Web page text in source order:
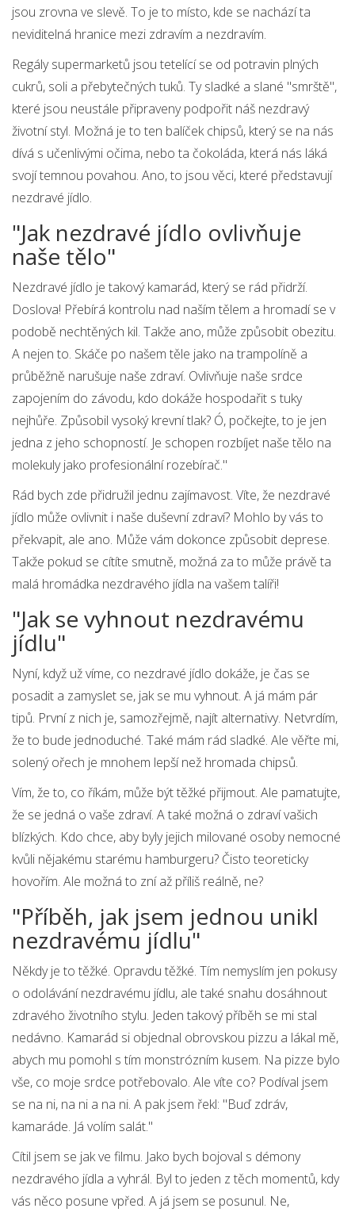
jsou zrovna ve slevě. To je to místo, kde se nachází ta
neviditelná hranice mezi zdravím a nezdravím.
Regály supermarketů jsou tetelící se od potravin plných
cukrů, soli a přebytečných tuků. Ty sladké a slané ''smrště'',
které jsou neustále připraveny podpořit náš nezdravý
životní styl. Možná je to ten balíček chipsů, který se na nás
dívá s učenlivými očima, nebo ta čokoláda, která nás láká
svojí temnou povahou. Ano, to jsou věci, které představují
nezdravé jídlo.
"Jak nezdravé jídlo ovlivňuje
naše tělo"
Nezdravé jídlo je takový kamarád, který se rád přidrží.
Doslova! Přebírá kontrolu nad naším tělem a hromadí se v
podobě nechtěných kil. Takže ano, může způsobit obezitu.
A nejen to. Skáče po našem těle jako na trampolíně a
průběžně narušuje naše zdraví. Ovlivňuje naše srdce
zapojením do závodu, kdo dokáže hospodařit s tuky
nejhůře. Způsobil vysoký krevní tlak? Ó, počkejte, to je jen
jedna z jeho schopností. Je schopen rozbíjet naše tělo na
molekuly jako profesionální rozebírač."
Rád bych zde přidružil jednu zajímavost. Víte, že nezdravé
jídlo může ovlivnit i naše duševní zdraví? Mohlo by vás to
překvapit, ale ano. Může vám dokonce způsobit deprese.
Takže pokud se cítíte smutně, možná za to může právě ta
malá hromádka nezdravého jídla na vašem talíři!
"Jak se vyhnout nezdravému
jídlu"
Nyní, když už víme, co nezdravé jídlo dokáže, je čas se
posadit a zamyslet se, jak se mu vyhnout. A já mám pár
tipů. První z nich je, samozřejmě, najít alternativy. Netvrdím,
že to bude jednoduché. Také mám rád sladké. Ale věřte mi,
solený ořech je mnohem lepší než hromada chipsů.
Vím, že to, co říkám, může být těžké přijmout. Ale pamatujte,
že se jedná o vaše zdraví. A také možná o zdraví vašich
blízkých. Kdo chce, aby byly jejich milované osoby nemocné
kvůli nějakému starému hamburgeru? Čisto teoreticky
hovořím. Ale možná to zní až příliš reálně, ne?
"Příběh, jak jsem jednou unikl
nezdravému jídlu"
Někdy je to těžké. Opravdu těžké. Tím nemyslím jen pokusy
o odolávání nezdravému jídlu, ale také snahu dosáhnout
zdravého životního stylu. Jeden takový příběh se mi stal
nedávno. Kamarád si objednal obrovskou pizzu a lákal mě,
abych mu pomohl s tím monstrózním kusem. Na pizze bylo
vše, co moje srdce potřebovalo. Ale víte co? Podíval jsem
se na ni, na ni a na ni. A pak jsem řekl: ''Buď zdráv,
kamaráde. Já volím salát.''
Cítil jsem se jak ve filmu. Jako bych bojoval s démony
nezdravého jídla a vyhrál. Byl to jeden z těch momentů, kdy
vás něco posune vpřed. A já jsem se posunul. Ne,